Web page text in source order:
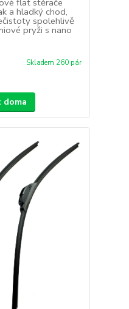
flat stěrače
a hladký chod,
spolehlivě
pryži s nano
Skladem 260 pár
doma